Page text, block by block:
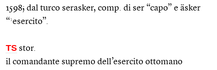
1598; dal turco serasker, comp. di ser “capo” e äsker
“1esercito”.
TS stor.
il comandante supremo dell’esercito ottomano